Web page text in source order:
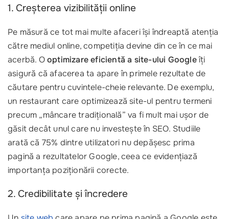
1. Creșterea vizibilității online
Pe măsură ce tot mai multe afaceri își îndreaptă atenția
către mediul online, competiția devine din ce în ce mai
acerbă. Ooptimizare eficientă a site-ului Googleîți
asigură că afacerea ta apare în primele rezultate de
căutare pentru cuvintele-cheie relevante. De exemplu,
un restaurant care optimizează site-ul pentru termeni
precum „mâncare tradițională” va fi mult mai ușor de
găsit decât unul care nu investește în SEO. Studiile
arată că 75% dintre utilizatori nu depășesc prima
pagină a rezultatelor Google, ceea ce evidențiază
importanța poziționării corecte.
2. Credibilitate și încredere